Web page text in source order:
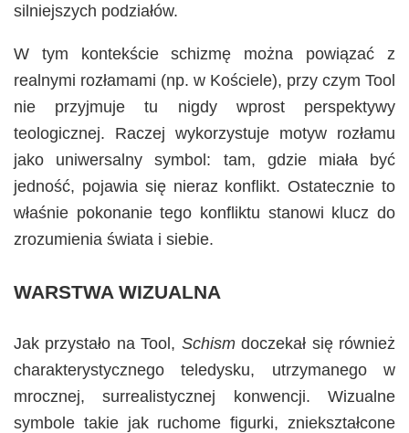
silniejszych podziałów.
W tym kontekście schizmę można powiązać z
realnymi rozłamami (np. w Kościele), przy czym Tool
nie przyjmuje tu nigdy wprost perspektywy
teologicznej. Raczej wykorzystuje motyw rozłamu
jako uniwersalny symbol: tam, gdzie miała być
jedność, pojawia się nieraz konflikt. Ostatecznie to
właśnie pokonanie tego konfliktu stanowi klucz do
zrozumienia świata i siebie.
WARSTWA WIZUALNA
Jak przystało na Tool, Schismdoczekał się również
charakterystycznego teledysku, utrzymanego w
mrocznej, surrealistycznej konwencji. Wizualne
symbole takie jak ruchome figurki, zniekształcone